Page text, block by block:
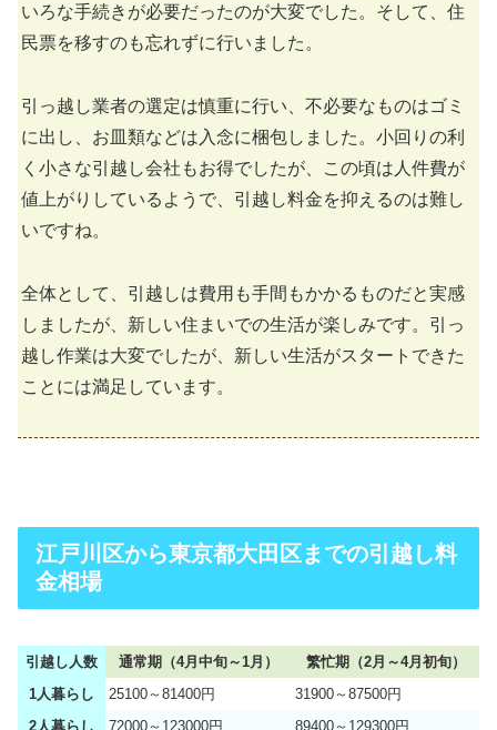
いろな手続きが必要だったのが大変でした。そして、住
民票を移すのも忘れずに行いました。
引っ越し業者の選定は慎重に行い、不必要なものはゴミ
に出し、お皿類などは入念に梱包しました。小回りの利
く小さな引越し会社もお得でしたが、この頃は人件費が
値上がりしているようで、引越し料金を抑えるのは難し
いですね。
全体として、引越しは費用も手間もかかるものだと実感
しましたが、新しい住まいでの生活が楽しみです。引っ
越し作業は大変でしたが、新しい生活がスタートできた
ことには満足しています。
江戸川区から東京都大田区までの引越し料
金相場
引越し人数 通常期（4月中旬～1月）
繁忙期（2月～4月初旬）
1人暮らし
25100～81400円
31900～87500円
2人暮らし
72000～123000円 89400～129300円